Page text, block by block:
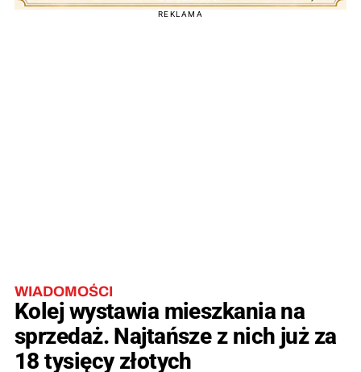
REKLAMA
WIADOMOŚCI
Kolej wystawia mieszkania na
sprzedaż. Najtańsze z nich już za
18 tysięcy złotych